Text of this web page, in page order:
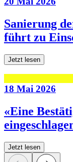
Sanierung
führt zu
Jetzt lesen
18 Mai 2026
«Eine
Jetzt lesen